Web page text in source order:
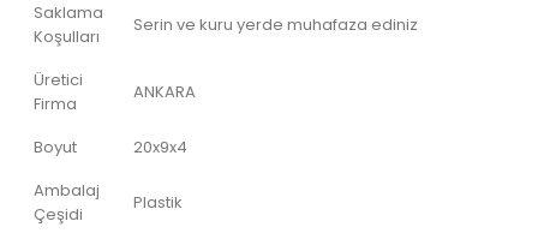
Saklama
Koşulları
Serin ve kuru yerde muhafaza ediniz
Üretici
Firma
ANKARA
Boyut
20x9x4
Ambalaj
Çeşidi
Plastik